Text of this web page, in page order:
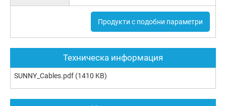
Продукти с подобни параметри
Техническа информация
SUNNY_Cables.pdf (1410 KB)